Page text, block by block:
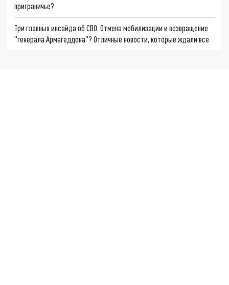
приграничье?
Три главных инсайда об СВО. Отмена мобилизации и возвращение
"генерала Армагеддона"? Отличные новости, которые ждали все